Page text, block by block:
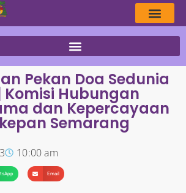
Pekan Doa Sedunia
Komisi Hubungan
dan Kepercayaan
Semarang
10:00 am
Email